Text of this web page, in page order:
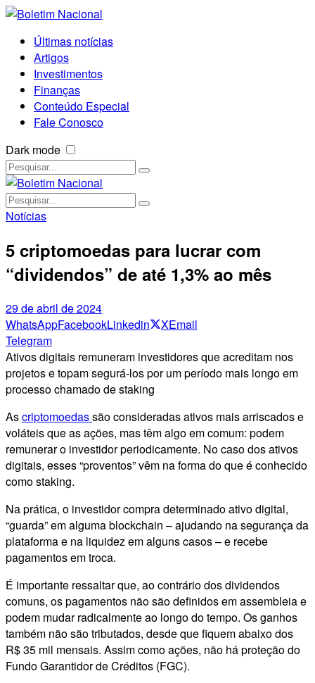
Últimas notícias
Artigos
Investimentos
Finanças
Conteúdo Especial
Fale Conosco
Dark mode
Notícias
5 criptomoedas para lucrar com
“dividendos” de até 1,3% ao mês
29 de abril de 2024
WhatsAppFacebookLinkedin XEmail
Telegram
Ativos digitais remuneram investidores que acreditam nos
projetos e topam segurá-los por um período mais longo em
processo chamado de staking
Ascriptomoedassão consideradas ativos mais arriscados e
voláteis que as ações, mas têm algo em comum: podem
remunerar o investidor periodicamente. No caso dos ativos
digitais, esses “proventos” vêm na forma do que é conhecido
como staking.
Na prática, o investidor compra determinado ativo digital,
“guarda” em alguma blockchain – ajudando na segurança da
plataforma e na liquidez em alguns casos – e recebe
pagamentos em troca.
É importante ressaltar que, ao contrário dos dividendos
comuns, os pagamentos não são definidos em assembleia e
podem mudar radicalmente ao longo do tempo. Os ganhos
também não são tributados, desde que fiquem abaixo dos
R$ 35 mil mensais. Assim como ações, não há proteção do
Fundo Garantidor de Créditos (FGC).